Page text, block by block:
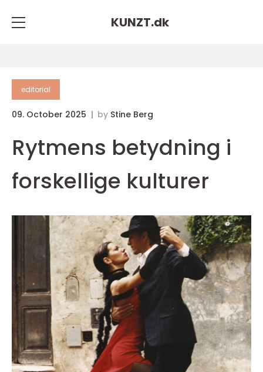
KUNZT.dk
editorial
09. October 2025 by Stine Berg
Rytmens betydning i
forskellige kulturer